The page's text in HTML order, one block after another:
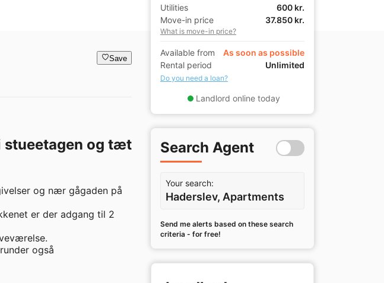
Save
stueetagen og tæt
og nær gågaden på
er der adgang til 2
også
Utilities
600 kr.
Move-in price
37.850 kr.
What is move-in price?
Available from
As soon as possible
Rental period
Unlimited
Do you need a loan?
Landlord online today
Search Agent
Your search:
Haderslev, Apartments
Send me alerts based on these search
criteria - for free!